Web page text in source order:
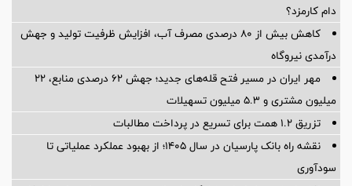
دام کارمزد؟
کاهش بیش از ۸۰ درصدی مصرف آب، افزایش ظرفیت تولید و جهش
درآمدی نیروگاه
مهر ایران در مسیر فتح قله‌های جدید؛ جهش ۶۲ درصدی منابع، ۲۲
میلیون مشتری و ۵.۳ میلیون تسهیلات
تزریق ۱.۲ همت برای تسریع در پرداخت مطالبات
نقشه راه بانک پارسیان در سال ۱۴۰۵؛ از بهبود عملکرد عملیاتی تا
سودآوری